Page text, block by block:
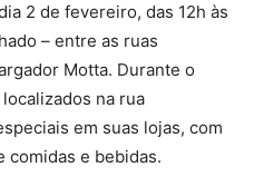
2 de fevereiro, das 12h às
– entre as ruas
Motta. Durante o
na rua
em suas lojas, com
comidas e bebidas.